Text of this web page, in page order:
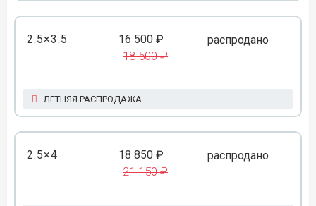
2.5×3.5 16 500 ₽
18 500 ₽
распродано
ЛЕТНЯЯ РАСПРОДАЖА
2.5×4 18 850 ₽
21 150 ₽
распродано